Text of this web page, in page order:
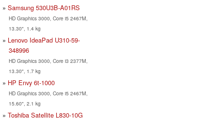
Samsung 530U3B-A01RS
HD Graphics 3000, Core i5 2467M,
13.30", 1.4 kg
Lenovo IdeaPad U310-59-
348996
HD Graphics 3000, Core i3 2377M,
13.30", 1.7 kg
HP Envy 6t-1000
HD Graphics 3000, Core i5 2467M,
15.60", 2.1 kg
Toshiba Satellite L830-10G